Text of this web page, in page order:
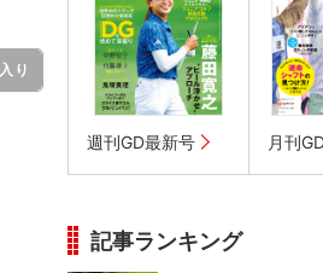
り
週刊GD最新号 月刊
記事ランキング